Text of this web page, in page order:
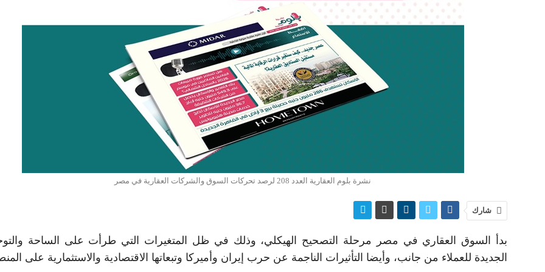
نشرة بلوم العقارية العدد 208 لرصد تحركات السوق والشركات العقارية في مصر
شارك
بدأ السوق العقاري في مصر مرحلة التصحيح الهيكلي، وذلك في ظل المتغيرات التي طرأت على الساحة
الجديدة للعملاء من جانب، وأيضا التأثيرات الناجمة عن حرب إيران وأميركا وتبعاتها الاقتصادية والاستثمارية على